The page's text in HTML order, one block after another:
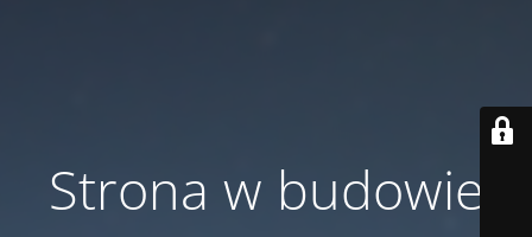
Strona w budowie